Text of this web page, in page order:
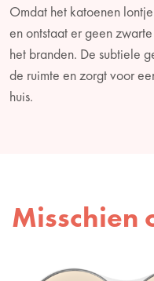
Omdat het katoenen
en ontstaat er geen
het branden. De subtiele
de ruimte en zorgt voor
huis.
Misschien